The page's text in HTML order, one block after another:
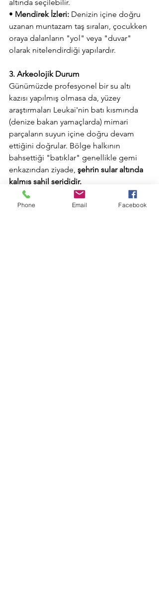
altında seçilebilir.
• Mendirek İzleri: Denizin içine doğru
uzanan muntazam taş sıraları, çocukken
oraya dalanların "yol" veya "duvar"
olarak nitelendirdiği yapılardır.
3. Arkeolojik Durum
Günümüzde profesyonel bir su altı
kazısı yapılmış olmasa da, yüzey
araştırmaları Leukai'nin batı kısmında
(denize bakan yamaçlarda) mimari
parçaların suyun içine doğru devam
ettiğini doğrular. Bölge halkının
bahsettiği "batıklar" genellikle gemi
enkazından ziyade, şehrin sular altında
kalmış sahil şerididir.
Önemli Not:
Bölge şu an hem
Phone Email Facebook